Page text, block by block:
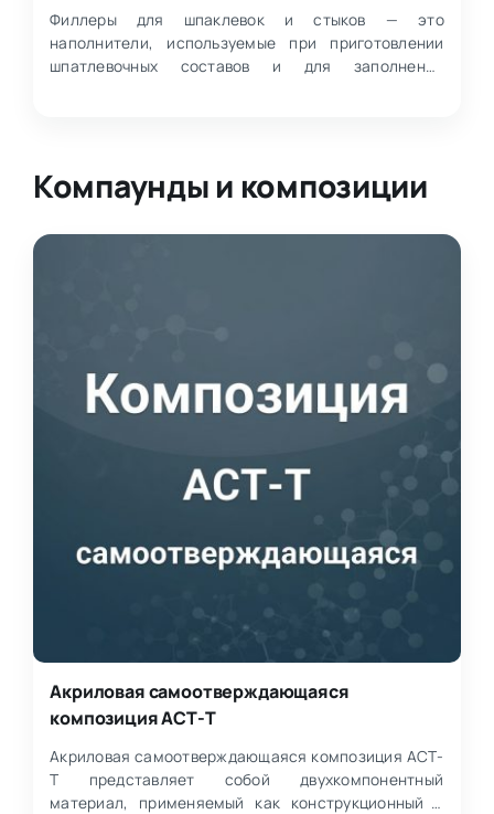
Филлеры для шпаклевок и стыков — это
наполнители, используемые при приготовлении
шпатлевочных составов и для заполнения
Компаунды и композиции
Акриловая самоотверждающаяся
композиция АСТ-Т
Акриловая самоотверждающаяся композиция АСТ-
Т представляет собой двухкомпонентный
материал, применяемый как конструкционный и